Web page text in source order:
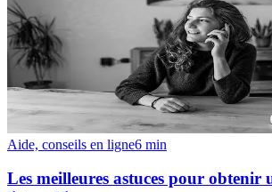
Aide, conseils en ligne6 min
Les meilleures astuces pour obtenir